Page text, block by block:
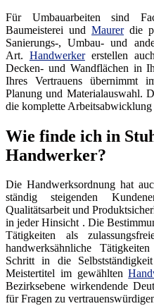
Für Umbauarbeiten sind
Baumeisterei und Maurerdie
Sanierungs-, Umbau- und
Art. Handwerkererstellen
Decken- und Wandflächen in
Ihres Vertrauens übernimmt
Planung und Materialauswahl.
die komplette
Wie finde ich in
Handwerker?
Die Handwerksordnung hat
ständig steigenden
Qualitätsarbeit und
in jeder Hinsicht . Die
Tätigkeiten als
handwerksähnliche
Schritt in die
Meistertitel im gewählten
Bezirksebene wirkendende
für Fragen zu